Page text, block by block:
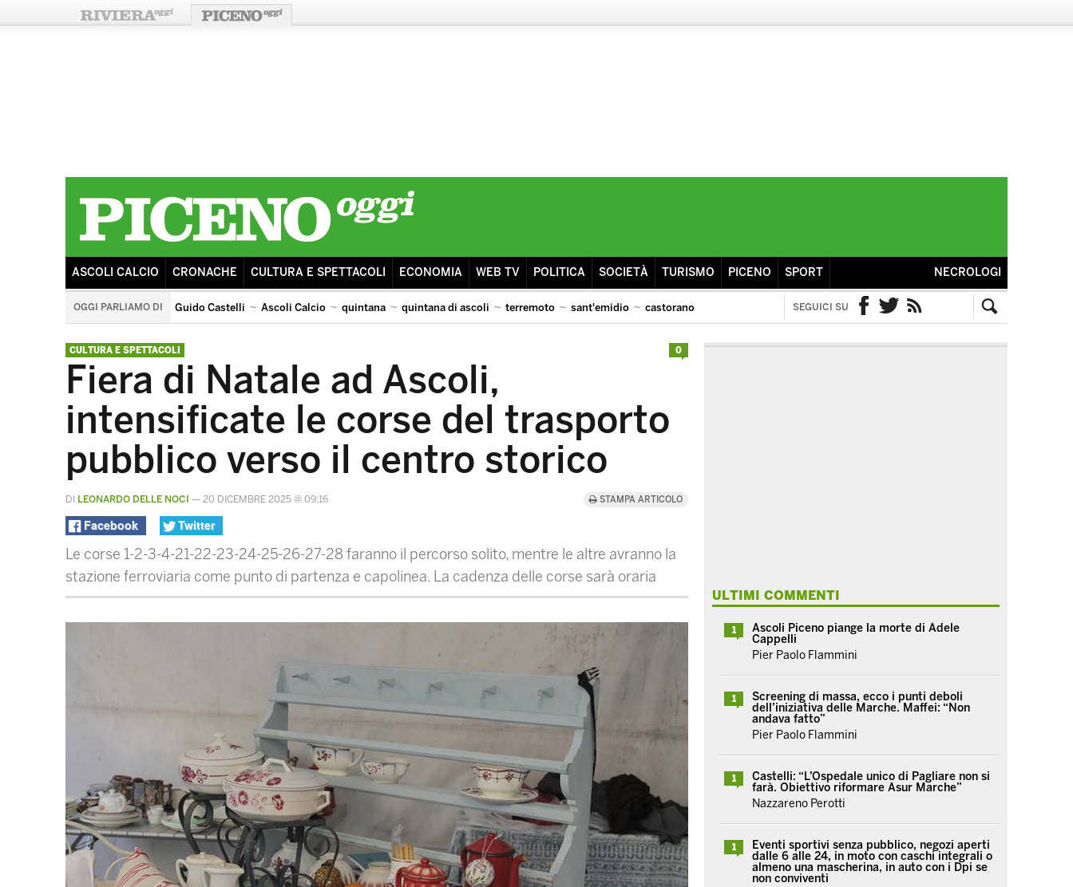
ASCOLI CALCIO CRONACHE CULTURA E SPETTACOLI ECONOMIA WEB TV POLITICA SOCIETÀ TURISMO PICENO SPORT NECROLOGI
OGGI PARLIAMO DI Guido Castelli Ascoli Calcio quintana quintana di ascoli terremoto sant'emidio castorano
quintana di ascoli piceno
SEGUICI SU
CULTURA E SPETTACOLI
Fiera di Natale ad Ascoli,
intensificate le corse del trasporto
pubblico verso il centro storico
DI LEONARDO DELLE NOCI — 20 DICEMBRE 2025 @ 09:16 STAMPA ARTICOLO
Facebook Twitter
Le corse 1-2-3-4-21-22-23-24-25-26-27-28 faranno il percorso solito, mentre le altre avranno la
stazione ferroviaria come punto di partenza e capolinea. La cadenza delle corse sarà oraria
0
ULTIMI COMMENTI
1
Ascoli Piceno piange la morte di Adele
Cappelli
Pier Paolo Flammini
1
Screening di massa, ecco i punti deboli
dell’iniziativa delle Marche. Maffei: “Non
andava fatto”
Pier Paolo Flammini
1
Castelli: “L’Ospedale unico di Pagliare non si
farà. Obiettivo riformare Asur Marche”
Nazzareno Perotti
1
Eventi sportivi senza pubblico, negozi aperti
dalle 6 alle 24, in moto con caschi integrali o
almeno una mascherina, in auto con i Dpi se
non conviventi